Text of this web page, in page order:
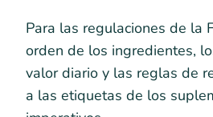
Para las regulaciones de la
orden de los ingredientes,
valor diario y las reglas de
a las etiquetas de los